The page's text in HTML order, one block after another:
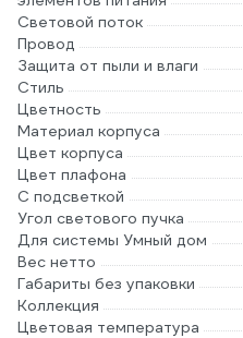
Световой поток
Провод
Защита от пыли и влаги
Стиль
Цветность
Материал корпуса
Цвет корпуса
Цвет плафона
С подсветкой
Угол светового пучка
Для системы Умный дом
Вес нетто
Габариты без упаковки
Коллекция
Цветовая температура